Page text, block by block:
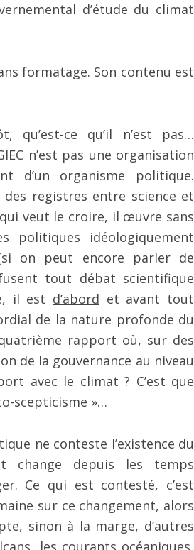
d’étude du climat
formatage. Son contenu est
qu’est-ce qu’il n’est pas…
n’est pas une organisation
d’un organisme politique.
registres entre science et
veut le croire, il œuvre sans
politiques idéologiquement
on peut encore parler de
tout débat scientifique
il est d’abord et avant tout
de la nature profonde du
rapport où, sur des
de la gouvernance au niveau
avec le climat ? C’est que
scepticisme »…
ne conteste l’existence du
change depuis les temps
Ce qui est contesté, c’est
sur ce changement, alors
sinon à la marge, d’autres
les courants océaniques,